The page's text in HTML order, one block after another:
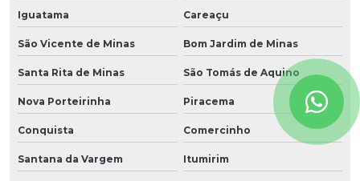
Iguatama Careaçu
São Vicente de Minas Bom Jardim de Minas
Santa Rita de Minas São Tomás de Aquino
Nova Porteirinha Piracema
Conquista Comercinho
Santana da Vargem Itumirim